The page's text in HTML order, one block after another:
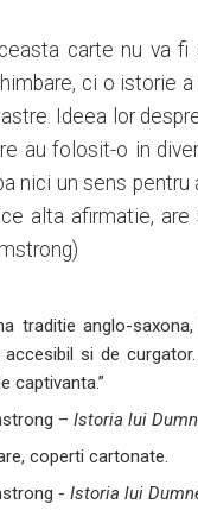
carte nu va
ci o istorie
Ideea lor
au folosit-o in
nici un sens pentru
alta afirmatie,
traditie anglo-
accesibil si de
captivanta.”
– Istoria lui
coperti cartonate.
- Istoria lui